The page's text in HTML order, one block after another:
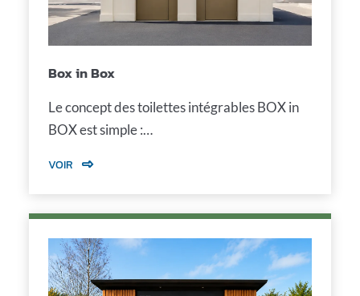
Box in Box
Le concept des toilettes intégrables BOX in
BOX est simple :…
VOIR